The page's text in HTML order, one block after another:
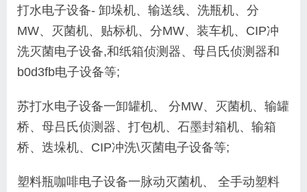
打水电子设备- 卸垛机、输送线、洗瓶机、分
MW、灭菌机、贴标机、分MW、装车机、CIP冲
洗灭菌电子设备,和纸箱侦测器、母吕氏侦测器和
b0d3fb电子设备等;
苏打水电子设备一卸罐机、 分MW、灭菌机、输罐
桥、母吕氏侦测器、打包机、石墨封箱机、输箱
桥、迭垛机、CIP冲洗\灭菌电子设备等;
塑料瓶咖啡电子设备一脉动灭菌机、 全手动塑料